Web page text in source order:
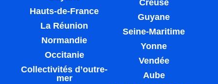
Hauts-de-France
La Réunion
Normandie
Occitanie
Collectivités d’outre-
mer
Creuse
Guyane
Seine-Maritime
Yonne
Vendée
Aube